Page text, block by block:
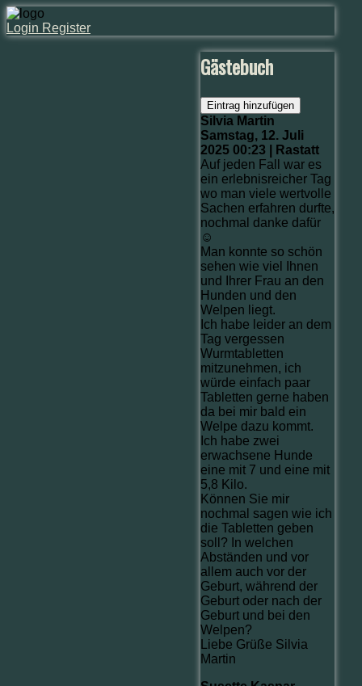
Login Register
Gästebuch
Eintrag hinzufügen
Silvia Martin
Samstag, 12. Juli
2025 00:23 | Rastatt
Auf jeden Fall war es
ein erlebnisreicher Tag
wo man viele wertvolle
Sachen erfahren durfte,
nochmal danke dafür
☺️
Man konnte so schön
sehen wie viel Ihnen
und Ihrer Frau an den
Hunden und den
Welpen liegt.
Ich habe leider an dem
Tag vergessen
Wurmtabletten
mitzunehmen, ich
würde einfach paar
Tabletten gerne haben
da bei mir bald ein
Welpe dazu kommt.
Ich habe zwei
erwachsene Hunde
eine mit 7 und eine mit
5,8 Kilo.
Können Sie mir
nochmal sagen wie ich
die Tabletten geben
soll? In welchen
Abständen und vor
allem auch vor der
Geburt, während der
Geburt oder nach der
Geburt und bei den
Welpen?
Liebe Grüße Silvia
Martin